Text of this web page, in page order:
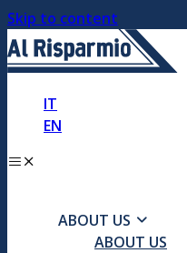
Skip to content
IT
EN
ABOUT US
ABOUT US